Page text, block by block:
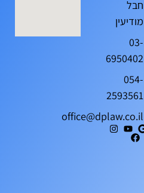
חבל
מודיעין
03-
6950402
054-
2593561
office@dplaw.co.il